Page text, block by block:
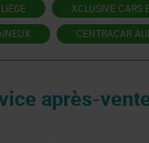
XCLUSIVE CARS
CENTRACAR
après-